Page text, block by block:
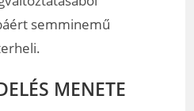
semminemű
MENETE